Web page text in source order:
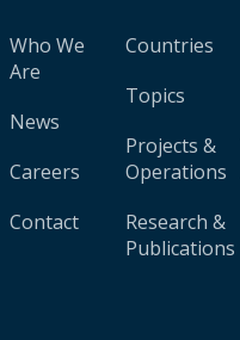
Who We
Are
News
Careers
Contact
Countries
Topics
Projects &
Operations
Research &
Publications